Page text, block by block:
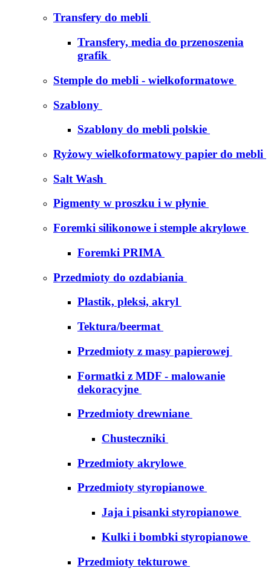
Transfery do mebli
Transfery, media do przenoszenia
grafik
Stemple do mebli - wielkoformatowe
Szablony
Szablony do mebli polskie
Ryżowy wielkoformatowy papier do mebli
Salt Wash
Pigmenty w proszku i w płynie
Foremki silikonowe i stemple akrylowe
Foremki PRIMA
Przedmioty do ozdabiania
Plastik, pleksi, akryl
Tektura/beermat
Przedmioty z masy papierowej
Formatki z MDF - malowanie
dekoracyjne
Przedmioty drewniane
Chusteczniki
Przedmioty akrylowe
Przedmioty styropianowe
Jaja i pisanki styropianowe
Kulki i bombki styropianowe
Przedmioty tekturowe